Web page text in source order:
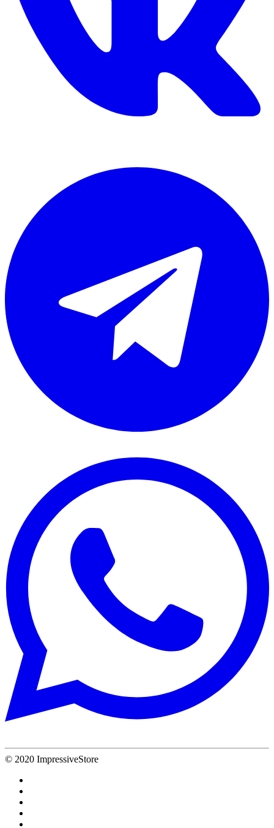
© 2020 ImpressiveStore